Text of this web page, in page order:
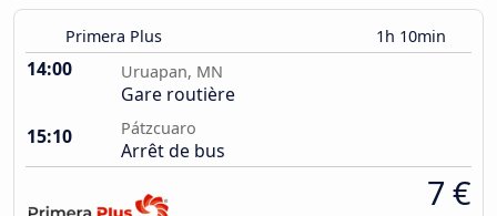
Primera Plus 1h 10min
14:00 Uruapan, MN
Gare routière
15:10
Pátzcuaro
Arrêt de bus
7 €